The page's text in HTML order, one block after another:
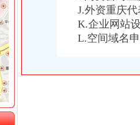
万 （进出口权）
100万 （进出口权）
（工商注册）
商注册）
报_重庆工商注册_重庆列表网
务登记证挂失,挂
网
】-公司注册-天津赶集网
京晚报注销登报电话_营业执照
续、注销）-重庆市南岸区
制注销-经典重庆新闻中心-
的协议。现在不想租了。想把
J.外资重庆代
K.企业网站
L.空间域名